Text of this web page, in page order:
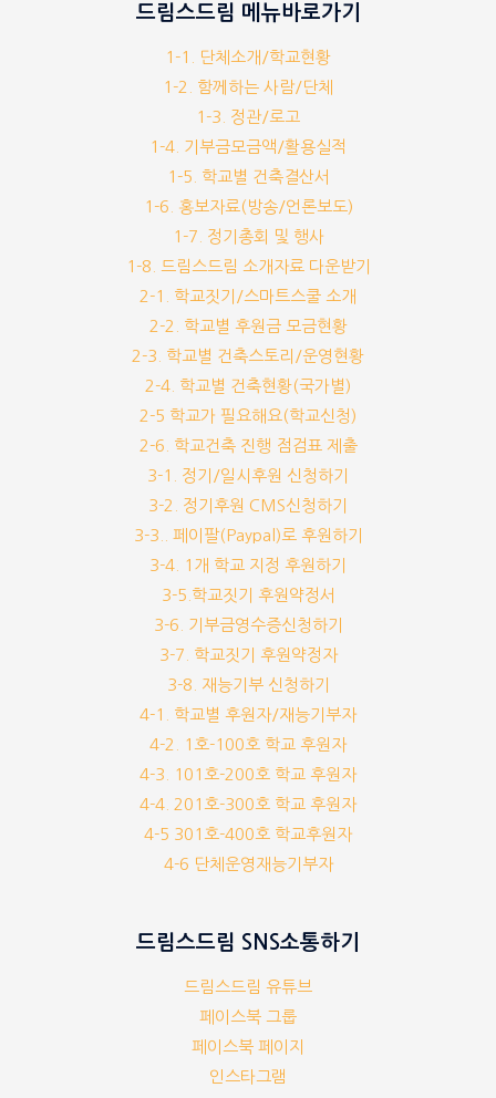
드림스드림 메뉴바로가기
1-1. 단체소개/학교현황
1-2. 함께하는 사람/단체
1-3. 정관/로고
1-4. 기부금모금액/활용실적
1-5. 학교별 건축결산서
1-6. 홍보자료(방송/언론보도)
1-7. 정기총회 및 행사
1-8. 드림스드림 소개자료 다운받기
2-1. 학교짓기/스마트스쿨 소개
2-2. 학교별 후원금 모금현황
2-3. 학교별 건축스토리/운영현황
2-4. 학교별 건축현황(국가별)
2-5 학교가 필요해요(학교신청)
2-6. 학교건축 진행 점검표 제출
3-1. 정기/일시후원 신청하기
3-2. 정기후원 CMS신청하기
3-3.. 페이팔(Paypal)로 후원하기
3-4. 1개 학교 지정 후원하기
3-5.학교짓기 후원약정서
3-6. 기부금영수증신청하기
3-7. 학교짓기 후원약정자
3-8. 재능기부 신청하기
4-1. 학교별 후원자/재능기부자
4-2. 1호-100호 학교 후원자
4-3. 101호-200호 학교 후원자
4-4. 201호-300호 학교 후원자
4-5 301호-400호 학교후원자
4-6 단체운영재능기부자
드림스드림 SNS소통하기
드림스드림 유튜브
페이스북 그룹
페이스북 페이지
인스타그램